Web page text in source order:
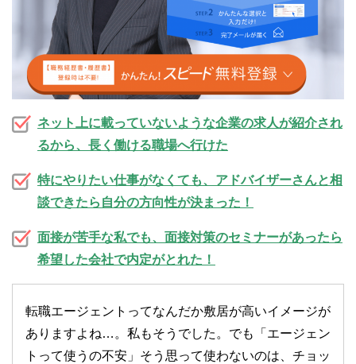
ネット上に載っていないような企業の求人が紹介され
るから、長く働ける職場へ行けた
特にやりたい仕事がなくても、アドバイザーさんと相
談できたら自分の方向性が決まった！
面接が苦手な私でも、面接対策のセミナーがあったら
希望した会社で内定がとれた！
転職エージェントってなんだか敷居が高いイメージが
ありますよね…。私もそうでした。でも「エージェン
トって使うの不安」そう思って使わないのは、チョッ